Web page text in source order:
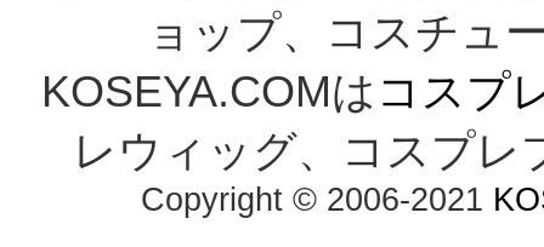
ョップ、コスチュ
KOSEYA.COMは コスプ
レウィッグ、コスプレ
Copyright © 2006-2021